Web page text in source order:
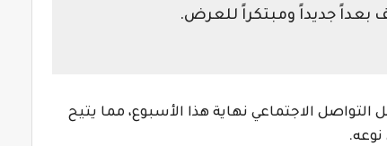
بعداً جديداً ومبتكراً للعرض.
الاجتماعي نهاية هذا الأسبوع، مما يتيح